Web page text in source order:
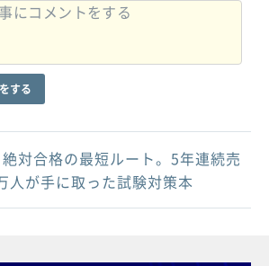
する
対合格の最短ルート。5年連続売
人が手に取った試験対策本